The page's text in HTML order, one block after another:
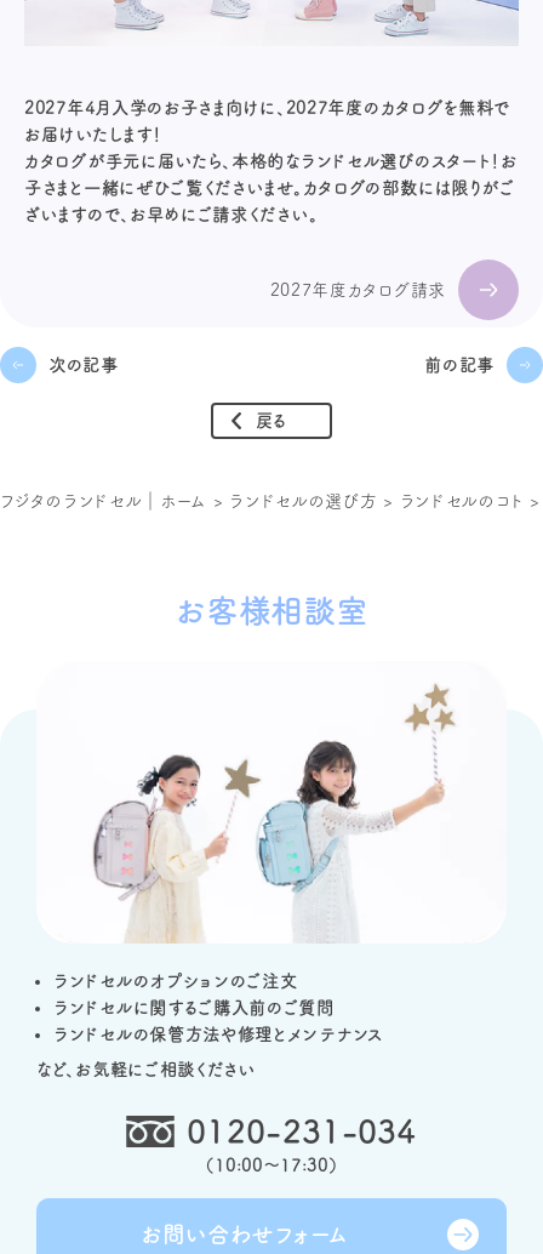
2027年4月入学のお子さま向けに、2027年度のカタログを無料で
お届けいたします！
カタログが手元に届いたら、本格的なランドセル選びのスタート！お
子さまと一緒にぜひご覧くださいませ。カタログの部数には限りがご
ざいますので、お早めにご請求ください。
2027年度カタログ請求
次の記事 前の記事
戻る
フジタのランドセル｜ホーム > ランドセルの選び方 > ランドセルのコト
お客様相談室
ランドセルのオプションのご注文
ランドセルに関するご購入前のご質問
ランドセルの保管方法や修理とメンテナンス
など、お気軽にご相談ください
0120-231-034
（ 10:00～17:30 ）
お問い合わせ フォーム